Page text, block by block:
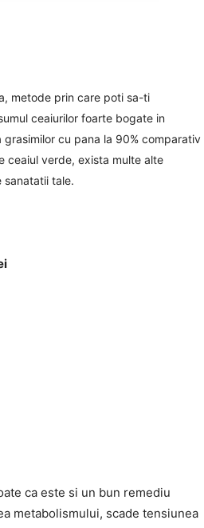
metode prin care poti sa-ti
ceaiurilor foarte bogate in
cu pana la 90% comparativ
ceaiul verde, exista multe alte
sanatatii tale.
ca este si un bun remediu
metabolismului, scade tensiunea